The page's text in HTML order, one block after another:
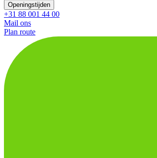
Openingstijden
+31 88 001 44 00
Mail ons
Plan route